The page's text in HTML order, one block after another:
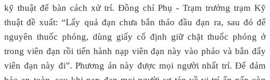
kỹ thuật để bàn cách xử trí. Đồng chí Phụ - Trạm trưởng trạm Kỹ
thuật đề xuất: “Lấy quả đạn chưa bắn tháo đầu đạn ra, sau đó để
nguyên thuốc phóng, dùng giấy cố định giữ chặt thuốc phóng ở
trong viên đạn rồi tiến hành nạp viên đạn này vào pháo và bắn đẩy
viên đạn này đi”. Phương án này được mọi người nhất trí. Để đảm